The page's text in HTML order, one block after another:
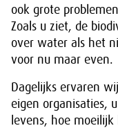
ook grote
Zoals u ziet, de
over water als het
voor nu maar even.
Dagelijks ervaren
eigen organisaties,
levens, hoe